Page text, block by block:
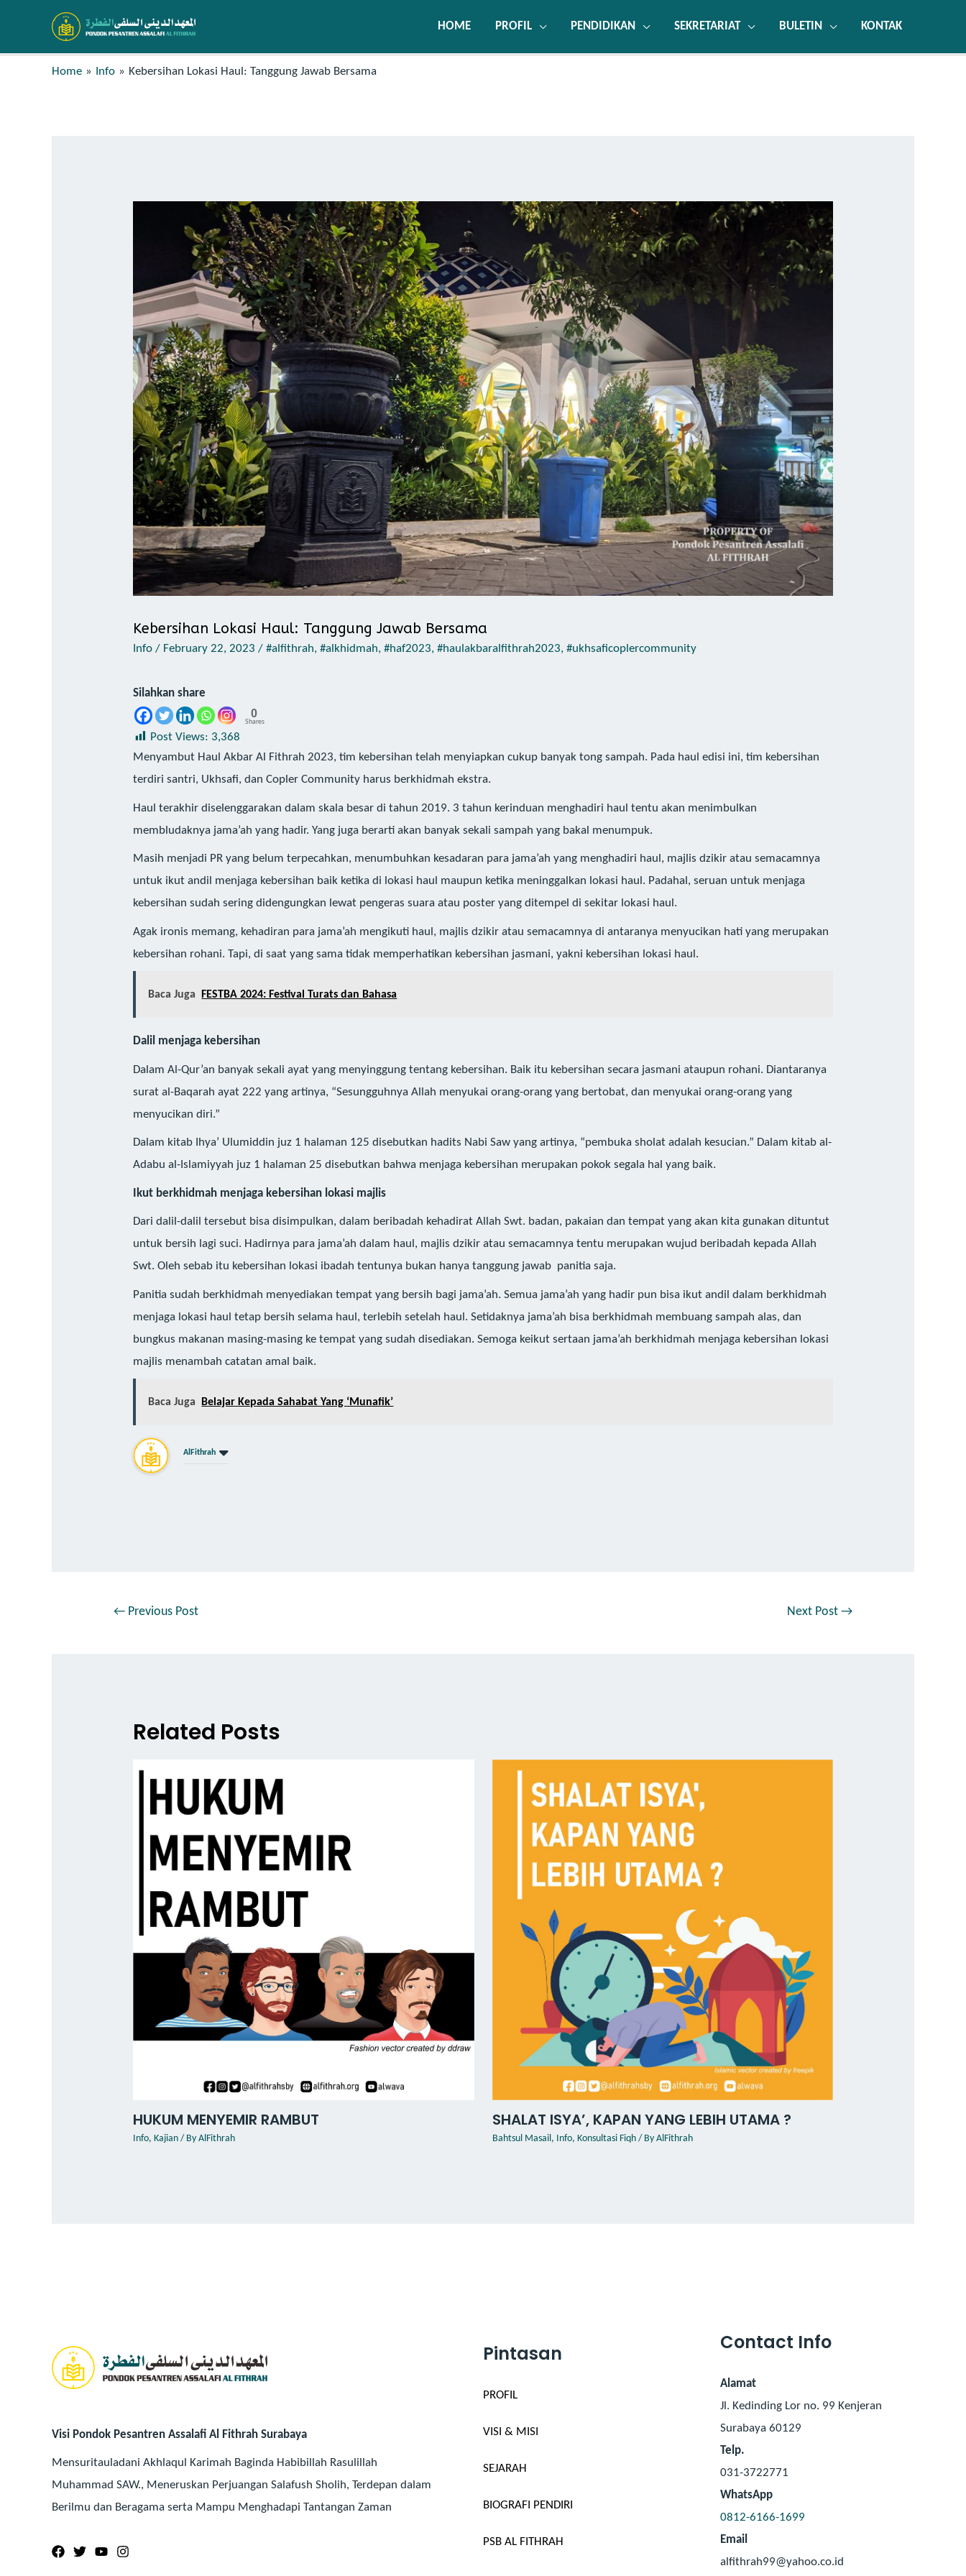
HOME PROFIL PENDIDIKAN SEKRETARIAT BULETIN KONTAK
Home Info Kebersihan Lokasi Haul: Tanggung Jawab Bersama
Kebersihan Lokasi Haul: Tanggung Jawab Bersama
Info / February 22, 2023 /#alfithrah,#alkhidmah,#haf2023,#haulakbaralfithrah2023,#ukhsaficoplercommunity
Silahkan share
0
Shares
Post Views: 3,368
Menyambut Haul Akbar Al Fithrah 2023, tim kebersihan telah menyiapkan cukup banyak tong sampah. Pada haul edisi ini, tim kebersihan
terdiri santri, Ukhsafi, dan Copler Community harus berkhidmah ekstra.
Haul terakhir diselenggarakan dalam skala besar di tahun 2019. 3 tahun kerinduan menghadiri haul tentu akan menimbulkan
membludaknya jama’ah yang hadir. Yang juga berarti akan banyak sekali sampah yang bakal menumpuk.
Masih menjadi PR yang belum terpecahkan, menumbuhkan kesadaran para jama’ah yang menghadiri haul, majlis dzikir atau semacamnya
untuk ikut andil menjaga kebersihan baik ketika di lokasi haul maupun ketika meninggalkan lokasi haul. Padahal, seruan untuk menjaga
kebersihan sudah sering didengungkan lewat pengeras suara atau poster yang ditempel di sekitar lokasi haul.
Agak ironis memang, kehadiran para jama’ah mengikuti haul, majlis dzikir atau semacamnya di antaranya menyucikan hati yang merupakan
kebersihan rohani. Tapi, di saat yang sama tidak memperhatikan kebersihan jasmani, yakni kebersihan lokasi haul.
Baca Juga FESTBA 2024: Festival Turats dan Bahasa
Dalil menjaga kebersihan
Dalam Al-Qur’an banyak sekali ayat yang menyinggung tentang kebersihan. Baik itu kebersihan secara jasmani ataupun rohani. Diantaranya
surat al-Baqarah ayat 222 yang artinya, “Sesungguhnya Allah menyukai orang-orang yang bertobat, dan menyukai orang-orang yang
menyucikan diri.”
Dalam kitab Ihya’ Ulumiddin juz 1 halaman 125 disebutkan hadits Nabi Saw yang artinya, “pembuka sholat adalah kesucian.” Dalam kitab al-
Adabu al-Islamiyyah juz 1 halaman 25 disebutkan bahwa menjaga kebersihan merupakan pokok segala hal yang baik.
Ikut berkhidmah menjaga kebersihan lokasi majlis
Dari dalil-dalil tersebut bisa disimpulkan, dalam beribadah kehadirat Allah Swt. badan, pakaian dan tempat yang akan kita gunakan dituntut
untuk bersih lagi suci. Hadirnya para jama’ah dalam haul, majlis dzikir atau semacamnya tentu merupakan wujud beribadah kepada Allah
Swt. Oleh sebab itu kebersihan lokasi ibadah tentunya bukan hanya tanggung jawab panitia saja.
Panitia sudah berkhidmah menyediakan tempat yang bersih bagi jama’ah. Semua jama’ah yang hadir pun bisa ikut andil dalam berkhidmah
menjaga lokasi haul tetap bersih selama haul, terlebih setelah haul. Setidaknya jama’ah bisa berkhidmah membuang sampah alas, dan
bungkus makanan masing-masing ke tempat yang sudah disediakan. Semoga keikut sertaan jama’ah berkhidmah menjaga kebersihan lokasi
majlis menambah catatan amal baik.
Baca Juga Belajar Kepada Sahabat Yang ‘Munafik’
AlFithrah
←Previous Post Next Post→
Related Posts
HUKUM MENYEMIR RAMBUT
Info,Kajian / ByAlFithrah
SHALAT ISYA’, KAPAN YANG LEBIH UTAMA ?
Bahtsul Masail, Info, Konsultasi Fiqh/ By AlFithrah
Visi Pondok Pesantren Assalafi Al Fithrah Surabaya
Mensuritauladani Akhlaqul Karimah Baginda Habibillah Rasulillah
Muhammad SAW., Meneruskan Perjuangan Salafush Sholih, Terdepan dalam
Berilmu dan Beragama serta Mampu Menghadapi Tantangan Zaman
Pintasan
PROFIL
VISI & MISI
SEJARAH
BIOGRAFI PENDIRI
PSB AL FITHRAH
Contact Info
Alamat
Jl. Kedinding Lor no. 99 Kenjeran
Surabaya 60129
Telp.
031-3722771
WhatsApp
0812-6166-1699
Email
alfithrah99@yahoo.co.id